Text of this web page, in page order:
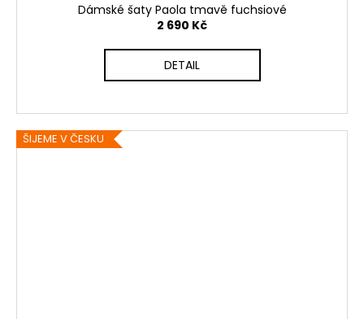
Dámské šaty Paola tmavě fuchsiové
2 690 Kč
DETAIL
ŠIJEME V ČESKU